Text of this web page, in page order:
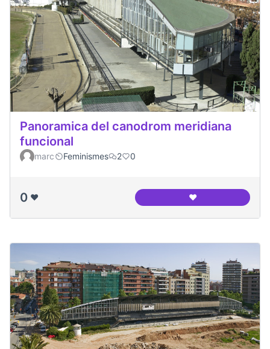
Panoramica del canodrom meridiana
funcional
marc Feminismes 2 0
0 ❤️ ❤️Panoramica del